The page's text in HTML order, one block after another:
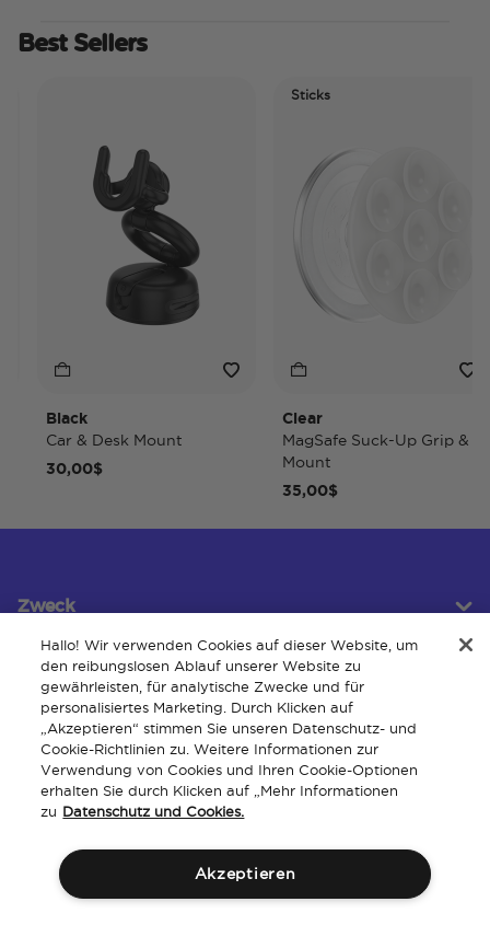
Best Sellers
Black
Car & Desk Mount
30,00$
Sticks
Clear
MagSafe Suck-Up Grip &
Mount
35,00$
Zweck
Kundendienst
Um
Hallo! Wir verwenden Cookies auf dieser Website, um
den reibungslosen Ablauf unserer Website zu
gewährleisten, für analytische Zwecke und für
personalisiertes Marketing. Durch Klicken auf
„Akzeptieren“ stimmen Sie unseren Datenschutz- und
Cookie-Richtlinien zu. Weitere Informationen zur
Verwendung von Cookies und Ihren Cookie-Optionen
erhalten Sie durch Klicken auf „Mehr Informationen
zu Datenschutz und Cookies.
Akzeptieren